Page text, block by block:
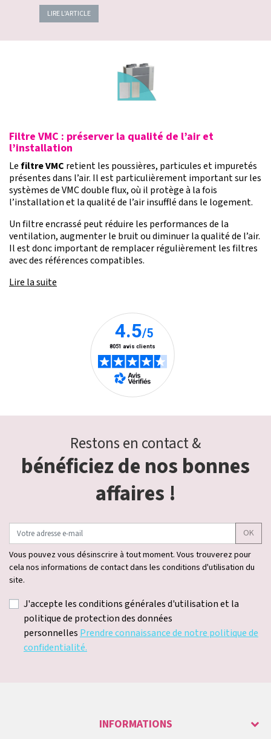
LIRE L'ARTICLE
Filtre VMC : préserver la qualité de l’air et
l’installation
Lefiltre VMC retient les poussières, particules et impuretés
présentes dans l’air. Il est particulièrement important sur les
systèmes de VMC double flux, où il protège à la fois
l’installation et la qualité de l’air insufflé dans le logement.
Un filtre encrassé peut réduire les performances de la
ventilation, augmenter le bruit ou diminuer la qualité de l’air.
Il est donc important de remplacer régulièrement les filtres
avec des références compatibles.
Lire la suite
Restons en contact &
bénéficiez de nos bonnes
affaires !
OK
Vous pouvez vous désinscrire à tout moment. Vous trouverez pour
cela nos informations de contact dans les conditions d'utilisation du
site.
J'accepte les conditions générales d'utilisation et la
politique de protection des données
personnelles Prendre connaissance de notre politique de
confidentialité.
INFORMATIONS